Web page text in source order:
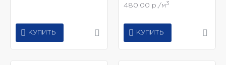
КУПИТЬ
480.00 р./м 3
КУПИТЬ